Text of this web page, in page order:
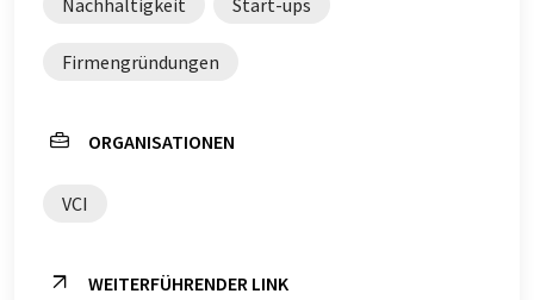
Nachhaltigkeit Start-ups
Firmengründungen
ORGANISATIONEN
VCI
WEITERFÜHRENDER LINK